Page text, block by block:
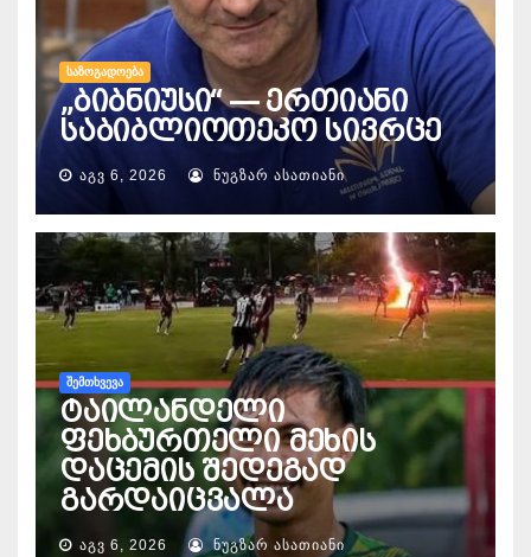
ᲡᲐᲖᲝᲒᲐᲓᲝᲔᲑᲐ
„ბიბნიუსი“ — ერთიანი
საბიბლიოთეკო სივრცე
ᲐᲒᲕ 6, 2026 ᲜᲣᲒᲖᲐᲠ ᲐᲡᲐᲗᲘᲐᲜᲘ
ᲨᲔᲛᲗᲮᲕᲔᲕᲐ
ტაილანდელი
ფეხბურთელი მეხის
დაცემის შედეგად
გარდაიცვალა
ᲐᲒᲕ 6, 2026 ᲜᲣᲒᲖᲐᲠ ᲐᲡᲐᲗᲘᲐᲜᲘ